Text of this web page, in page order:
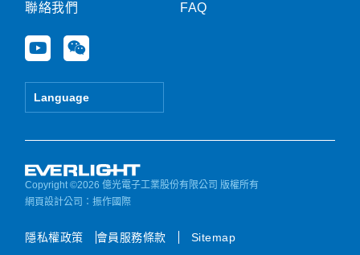
聯絡我們
Y
o
u
e
W
e
i
Language
FAQ
Copyright ©2026 億光電子工業股份有限公司 版權所有
網頁設計公司 ：振作國際
隱私權政策 會員服務條款 Sitemap